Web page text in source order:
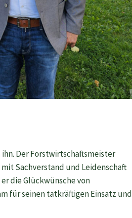
Der Forstwirtschaftsmeister
Sachverstand und Leidenschaft
die Glückwünsche von
für seinen tatkräftigen Einsatz und